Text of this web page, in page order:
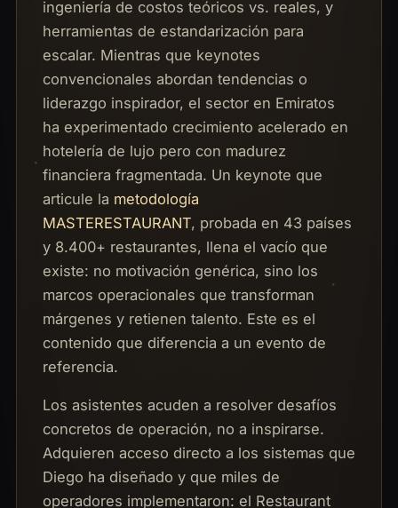
ingeniería de costos teóricos vs. reales, y
herramientas de estandarización para
escalar. Mientras que keynotes
convencionales abordan tendencias o
liderazgo inspirador, el sector en Emiratos
ha experimentado crecimiento acelerado en
hotelería de lujo pero con madurez
financiera fragmentada. Un keynote que
articule la metodología
MASTERESTAURANT, probada en 43 países
y 8.400+ restaurantes, llena el vacío que
existe: no motivación genérica, sino los
marcos operacionales que transforman
márgenes y retienen talento. Este es el
contenido que diferencia a un evento de
referencia.
Los asistentes acuden a resolver desafíos
concretos de operación, no a inspirarse.
Adquieren acceso directo a los sistemas que
Diego ha diseñado y que miles de
operadores implementaron: el Restaurant